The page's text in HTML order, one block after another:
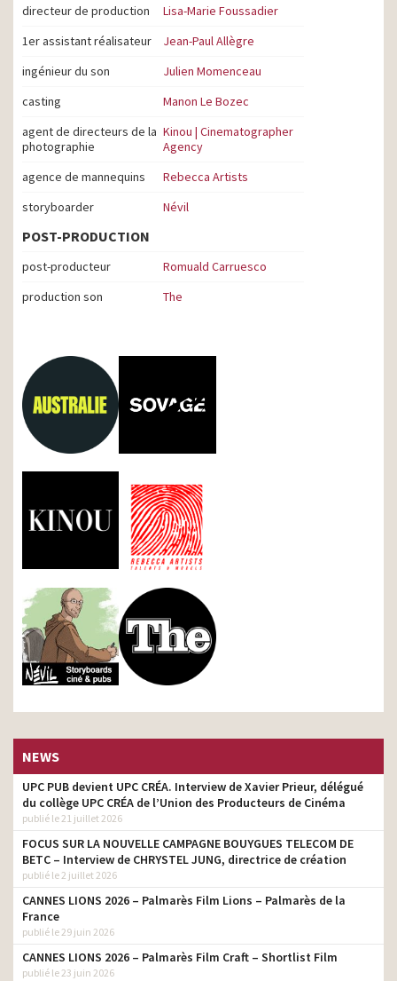
directeur de production
Lisa-Marie Foussadier
1er assistant réalisateur
Jean-Paul Allègre
ingénieur du son
Julien Momenceau
casting
Manon Le Bozec
agent de directeurs de la
photographie
Kinou | Cinematographer
Agency
agence de mannequins
Rebecca Artists
storyboarder
Névil
POST-PRODUCTION
post-producteur
Romuald Carruesco
production son
The
NEWS
UPC PUB devient UPC CRÉA. Interview de Xavier Prieur, délégué
du collège UPC CRÉA de l’Union des Producteurs de Cinéma
publié le 21 juillet 2026
FOCUS SUR LA NOUVELLE CAMPAGNE BOUYGUES TELECOM DE
BETC – Interview de CHRYSTEL JUNG, directrice de création
publié le 2 juillet 2026
CANNES LIONS 2026 – Palmarès Film Lions – Palmarès de la
France
publié le 29 juin 2026
CANNES LIONS 2026 – Palmarès Film Craft – Shortlist Film
publié le 23 juin 2026